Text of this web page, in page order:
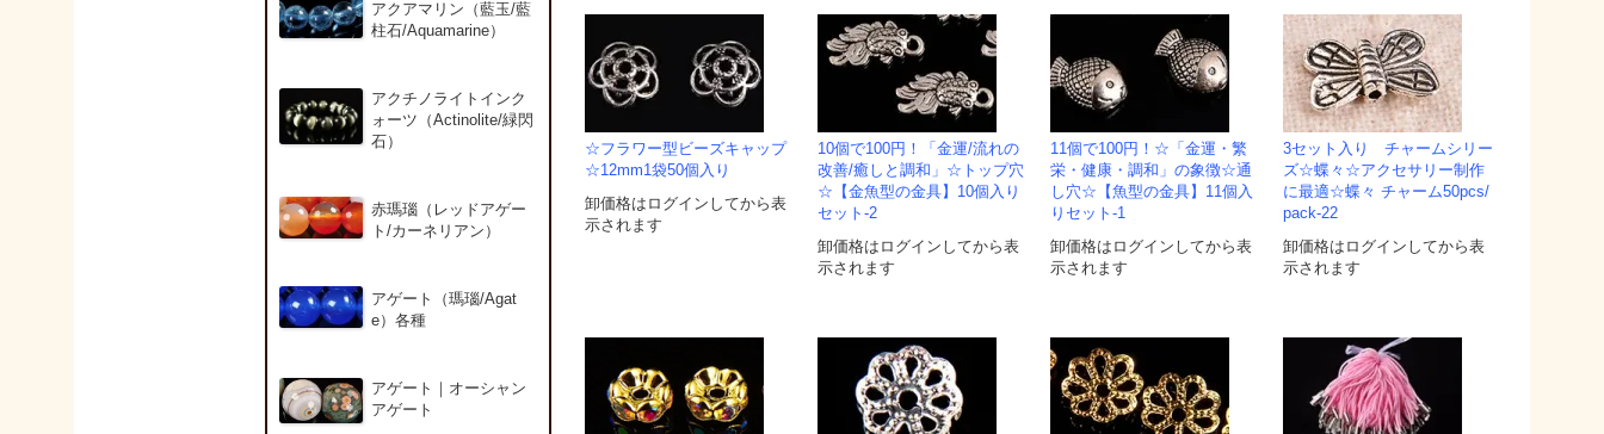
☆フラワー型ビーズキャップ
☆12mm1袋50個入り
卸価格はログインしてから表
示されます
10個で100円！「金運/流れの
改善/癒しと調和」☆トップ穴
☆【金魚型の金具】10個入り
セット-2
卸価格はログインしてから表
示されます
11個で100円！☆「金運・繁
栄・健康・調和」の象徴☆通
し穴☆【魚型の金具】11個入
りセット-1
卸価格はログインしてから表
示されます
3セット入り チャームシリー
ズ☆蝶々☆アクセサリー制作
に最適☆蝶々 チャーム50pcs/
pack-22
卸価格はログインしてから表
示されます
アクアマリン（藍玉/藍
柱石/Aquamarine）
アクチノライトインク
ォーツ（Actinolite/緑閃
石）
赤瑪瑙（レッドアゲー
ト/カーネリアン）
アゲート（瑪瑙/Agat
e）各種
アゲート｜オーシャン
アゲート